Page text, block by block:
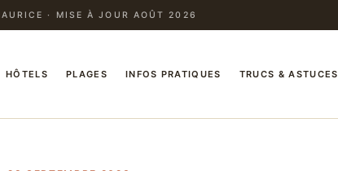
· MISE À JOUR AOÛT 2026
HÔTELS PLAGES INFOS PRATIQUES TRUCS & ASTUCES